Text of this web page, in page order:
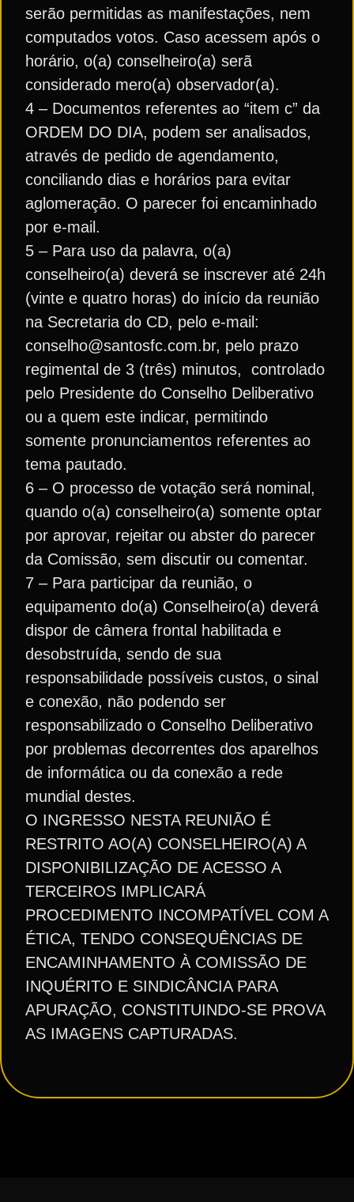
serão permitidas as manifestações, nem
computados votos. Caso acessem após o
horário, o(a) conselheiro(a) serã
considerado mero(a) observador(a).
4 – Documentos referentes ao “item c” da
ORDEM DO DIA, podem ser analisados,
através de pedido de agendamento,
conciliando dias e horários para evitar
aglomeração. O parecer foi encaminhado
por e-mail.
5 – Para uso da palavra, o(a)
conselheiro(a) deverá se inscrever até 24h
(vinte e quatro horas) do início da reunião
na Secretaria do CD, pelo e-mail:
conselho@santosfc.com.br, pelo prazo
regimental de 3 (três) minutos, controlado
pelo Presidente do Conselho Deliberativo
ou a quem este indicar, permitindo
somente pronunciamentos referentes ao
tema pautado.
6 – O processo de votação será nominal,
quando o(a) conselheiro(a) somente optar
por aprovar, rejeitar ou abster do parecer
da Comissão, sem discutir ou comentar.
7 – Para participar da reunião, o
equipamento do(a) Conselheiro(a) deverá
dispor de câmera frontal habilitada e
desobstruída, sendo de sua
responsabilidade possíveis custos, o sinal
e conexão, não podendo ser
responsabilizado o Conselho Deliberativo
por problemas decorrentes dos aparelhos
de informática ou da conexão a rede
mundial destes.
O INGRESSO NESTA REUNIÃO É
RESTRITO AO(A) CONSELHEIRO(A) A
DISPONIBILIZAÇÃO DE ACESSO A
TERCEIROS IMPLICARÁ
PROCEDIMENTO INCOMPATÍVEL COM A
ÉTICA, TENDO CONSEQUÊNCIAS DE
ENCAMINHAMENTO À COMISSÃO DE
INQUÉRITO E SINDICÂNCIA PARA
APURAÇÃO, CONSTITUINDO-SE PROVA
AS IMAGENS CAPTURADAS.